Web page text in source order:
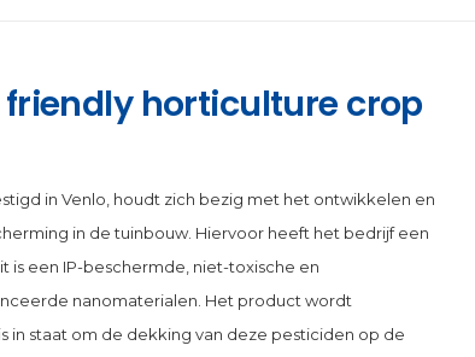
horticulture crop
in Venlo, houdt zich bezig met het ontwikkelen en
in de tuinbouw. Hiervoor heeft het bedrijf een
is een IP-beschermde, niet-toxische en
nanomaterialen. Het product wordt
staat om de dekking van deze pesticiden op de